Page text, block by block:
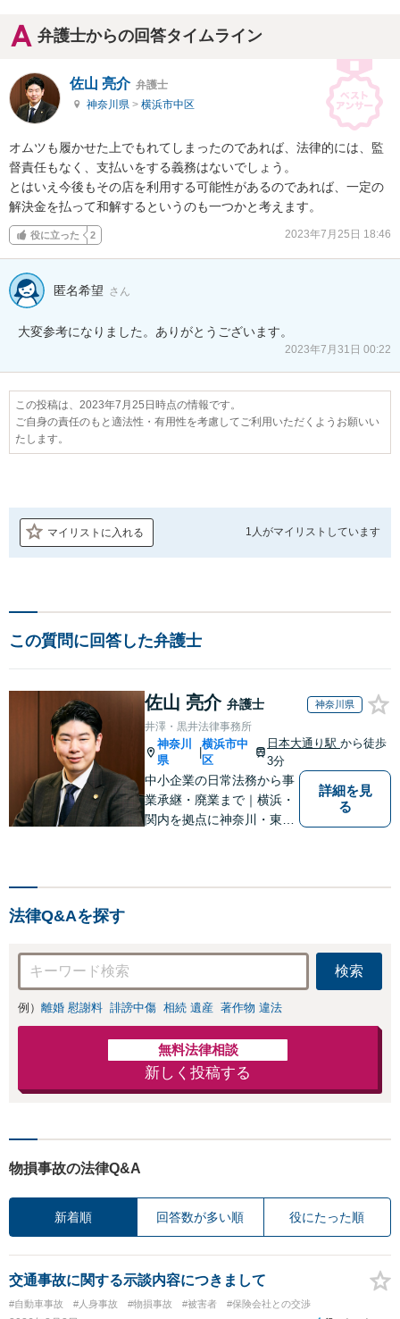
弁護士からの回答タイムライン
佐山 亮介 弁護士
神奈川県 > 横浜市中区
オムツも履かせた上でもれてしまったのであれば、法律的には、監
督責任もなく、支払いをする義務はないでしょう。
とはいえ今後もその店を利用する可能性があるのであれば、一定の
解決金を払って和解するというのも一つかと考えます。
役に立った 2 2023年7月25日 18:46
匿名希望 さん
大変参考になりました。ありがとうございます。
2023年7月31日 00:22
この投稿は、2023年7月25日時点の情報です。
ご自身の責任のもと適法性・有用性を考慮してご利用いただくようお願いい
たします。
マイリストに入れる 1人がマイリストしています
この質問に回答した弁護士
佐山 亮介 弁護士 神奈川県
井澤・黒井法律事務所
神奈川
県
|
横浜市中
区
日本大通り駅から徒歩
3分
中小企業の日常法務から事
業承継・廃業まで｜横浜・
関内を拠点に神奈川・東京
詳細を見
る
法律Q&Aを探す
検索
例） 離婚 慰謝料 誹謗中傷 相続 遺産 著作物 違法
無料法律相談
新しく投稿する
物損事故の法律Q&A
新着順 回答数が多い順 役にたった順
交通事故に関する示談内容につきまして
#自動車事故 #人身事故 #物損事故 #被害者 #保険会社との交渉